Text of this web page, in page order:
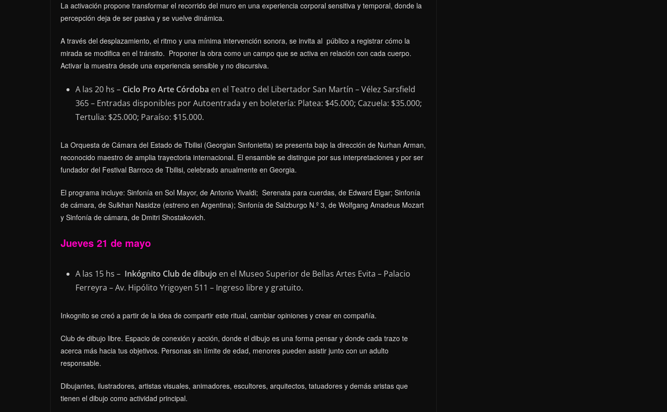
La activación propone transformar el recorrido del muro en una experiencia corporal sensitiva y temporal, donde la
percepción deja de ser pasiva y se vuelve dinámica.
A través del desplazamiento, el ritmo y una mínima intervención sonora, se invita al público a registrar cómo la
mirada se modifica en el tránsito. Proponer la obra como un campo que se activa en relación con cada cuerpo.
Activar la muestra desde una experiencia sensible y no discursiva.
A las 20 hs – Ciclo Pro Arte Córdoba en el Teatro del Libertador San Martín – Vélez Sarsfield
365 – Entradas disponibles por Autoentrada y en boletería: Platea: $45.000; Cazuela: $35.000;
Tertulia: $25.000; Paraíso: $15.000.
La Orquesta de Cámara del Estado de Tbilisi (Georgian Sinfonietta) se presenta bajo la dirección de Nurhan Arman,
reconocido maestro de amplia trayectoria internacional. El ensamble se distingue por sus interpretaciones y por ser
fundador del Festival Barroco de Tbilisi, celebrado anualmente en Georgia.
El programa incluye: Sinfonía en Sol Mayor, de Antonio Vivaldi; Serenata para cuerdas, de Edward Elgar; Sinfonía
de cámara, de Sulkhan Nasidze (estreno en Argentina); Sinfonía de Salzburgo N.º 3, de Wolfgang Amadeus Mozart
y Sinfonía de cámara, de Dmitri Shostakovich.
Jueves 21 de mayo
A las 15 hs – Inkógnito Club de dibujo en el Museo Superior de Bellas Artes Evita – Palacio
Ferreyra – Av. Hipólito Yrigoyen 511 – Ingreso libre y gratuito.
Inkognito se creó a partir de la idea de compartir este ritual, cambiar opiniones y crear en compañía.
Club de dibujo libre. Espacio de conexión y acción, donde el dibujo es una forma pensar y donde cada trazo te
acerca más hacia tus objetivos. Personas sin límite de edad, menores pueden asistir junto con un adulto
responsable.
Dibujantes, ilustradores, artistas visuales, animadores, escultores, arquitectos, tatuadores y demás aristas que
tienen el dibujo como actividad principal.